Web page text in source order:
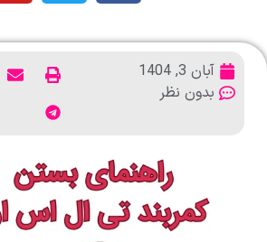
آبان 3, 1404
بدون نظر